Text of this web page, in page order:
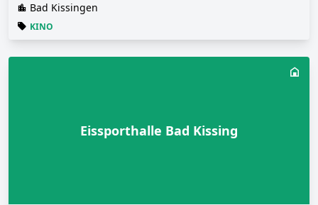
Bad Kissingen
KINO
Eissporthalle Bad Kissing